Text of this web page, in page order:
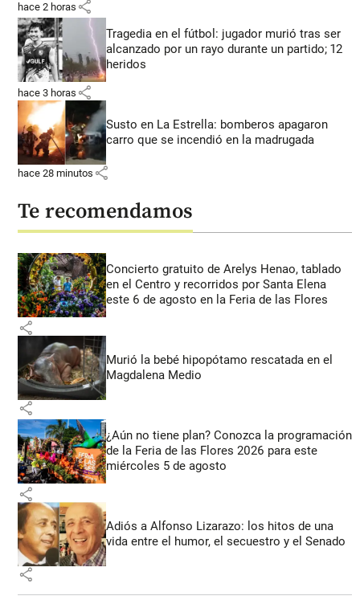
hace 2 horas share
Tragedia en el fútbol: jugador murió tras ser
alcanzado por un rayo durante un partido; 12
heridos
hace 3 horas share
Susto en La Estrella: bomberos apagaron
carro que se incendió en la madrugada
hace 28 minutos share
Te recomendamos
Concierto gratuito de Arelys Henao, tablado
en el Centro y recorridos por Santa Elena
este 6 de agosto en la Feria de las Flores
share
Murió la bebé hipopótamo rescatada en el
Magdalena Medio
share
¿Aún no tiene plan? Conozca la programación
de la Feria de las Flores 2026 para este
miércoles 5 de agosto
share
Adiós a Alfonso Lizarazo: los hitos de una
vida entre el humor, el secuestro y el Senado
share